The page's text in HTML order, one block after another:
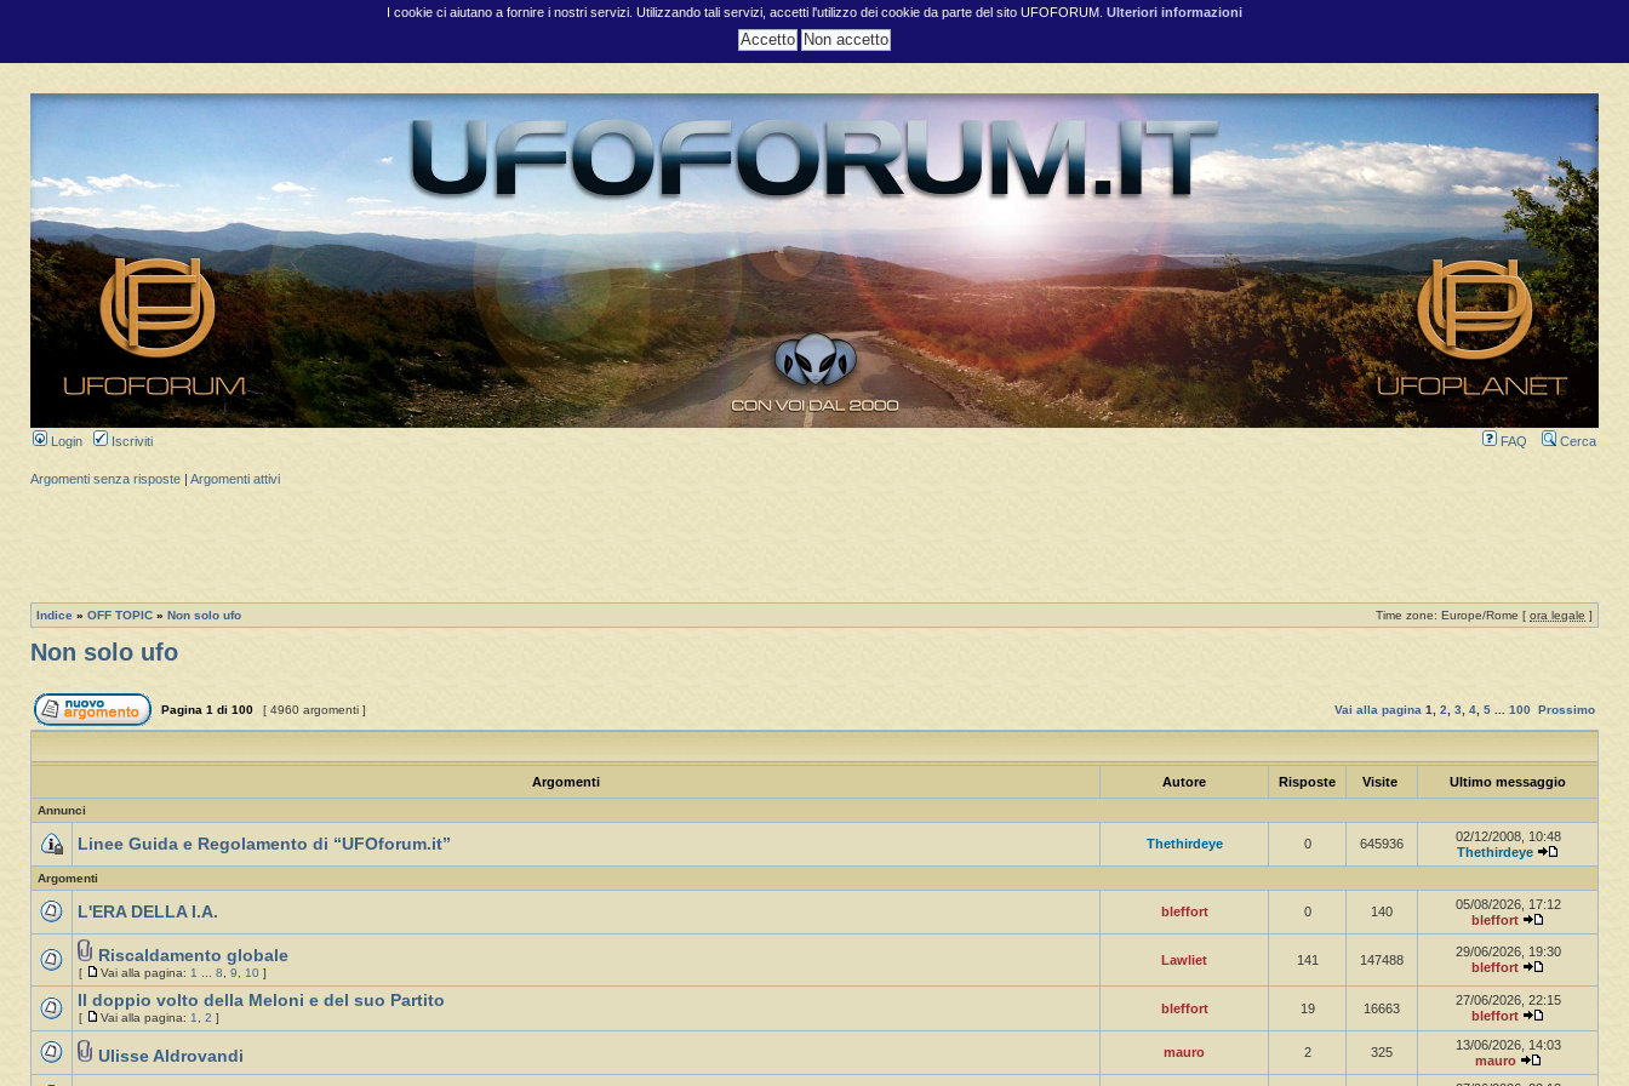
I cookie ci aiutano a fornire i nostri servizi. Utilizzando tali servizi, accetti l'utilizzo dei cookie da parte del sito UFOFORUM. Ulteriori informazioni
Login Iscriviti FAQ Cerca
Argomenti senza risposte Argomenti attivi
Indice » OFF TOPIC » Non solo ufo Time zone: Europe/Rome [ ora legale ]
Non solo ufo
Pagina 1 di 100 [ 4960 argomenti ] Vai alla pagina 1, 2, 3, 4, 5 ... 100 Prossimo
Argomenti Autore Risposte Visite Ultimo messaggio
Annunci
Linee Guida e Regolamento di “UFOforum.it” Thethirdeye 0 645936
02/12/2008, 10:48
Thethirdeye
Argomenti
L'ERA DELLA I.A. bleffort 0 140
05/08/2026, 17:12
bleffort
Riscaldamento globale
[ Vai alla pagina: 1 ... 8, 9, 10 ]
Lawliet 141 147488
29/06/2026, 19:30
bleffort
Il doppio volto della Meloni e del suo Partito
[ Vai alla pagina: 1, 2 ]
bleffort 19 16663
27/06/2026, 22:15
bleffort
Ulisse Aldrovandi mauro 2 325
13/06/2026, 14:03
mauro